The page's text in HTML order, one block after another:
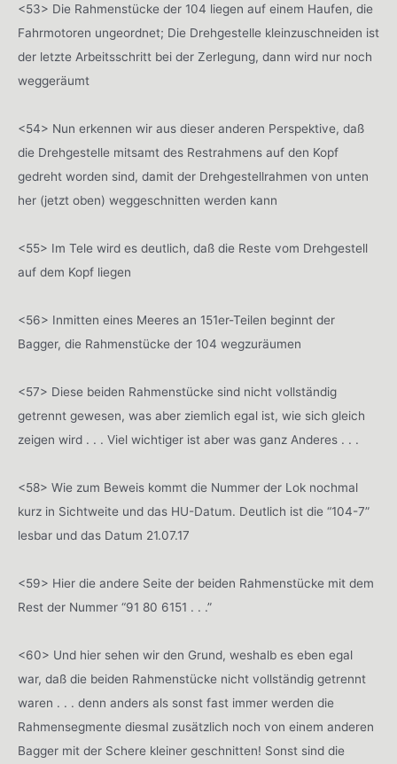
<53> Die Rahmenstücke der 104 liegen auf einem Haufen, die
Fahrmotoren ungeordnet; Die Drehgestelle kleinzuschneiden ist
der letzte Arbeitsschritt bei der Zerlegung, dann wird nur noch
weggeräumt
<54> Nun erkennen wir aus dieser anderen Perspektive, daß
die Drehgestelle mitsamt des Restrahmens auf den Kopf
gedreht worden sind, damit der Drehgestellrahmen von unten
her (jetzt oben) weggeschnitten werden kann
<55> Im Tele wird es deutlich, daß die Reste vom Drehgestell
auf dem Kopf liegen
<56> Inmitten eines Meeres an 151er-Teilen beginnt der
Bagger, die Rahmenstücke der 104 wegzuräumen
<57> Diese beiden Rahmenstücke sind nicht vollständig
getrennt gewesen, was aber ziemlich egal ist, wie sich gleich
zeigen wird . . . Viel wichtiger ist aber was ganz Anderes . . .
<58> Wie zum Beweis kommt die Nummer der Lok nochmal
kurz in Sichtweite und das HU-Datum. Deutlich ist die “104-7”
lesbar und das Datum 21.07.17
<59> Hier die andere Seite der beiden Rahmenstücke mit dem
Rest der Nummer “91 80 6151 . . .”
<60> Und hier sehen wir den Grund, weshalb es eben egal
war, daß die beiden Rahmenstücke nicht vollständig getrennt
waren . . . denn anders als sonst fast immer werden die
Rahmensegmente diesmal zusätzlich noch von einem anderen
Bagger mit der Schere kleiner geschnitten! Sonst sind die